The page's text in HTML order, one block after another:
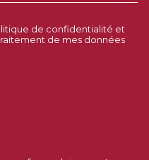
du Traitement de
légale du
légitime de l'Agence /
jusqu'à demande de
et libertés »,
limitation et de
pouvez retirer votre
en contactant